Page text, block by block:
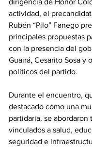
actividad, el
Rubén “Pilo” Fanego
principales propuestas
con la presencia del
Guairá, Cesarito Sosa y
políticos del partido.
Durante el encuentro,
destacado como una
partidaria, se abordaron
vinculados a salud,
seguridad e